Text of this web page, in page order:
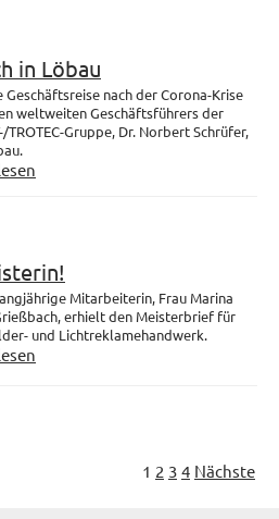
in Löbau
Geschäftsreise nach der Corona-Krise
weltweiten Geschäftsführers der
TROTEC-Gruppe, Dr. Norbert Schrüfer,
Mitarbeiterin, Frau Marina
erhielt den Meisterbrief für
und Lichtreklamehandwerk.
1 2 3 4 Nächste